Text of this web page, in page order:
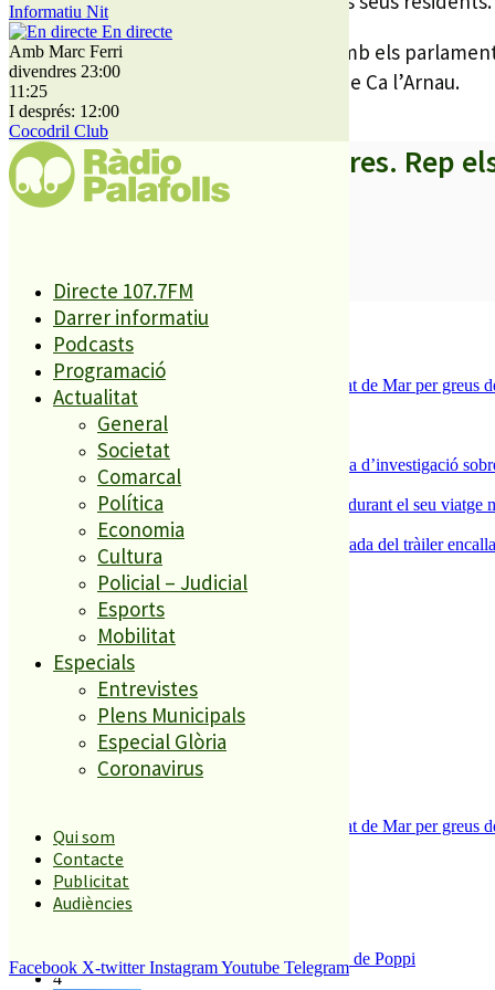
Informatiu Nit
En directe
Amb Marc Ferri
divendres 23:00
11:25
I després: 12:00
Cocodril Club
Directe 107.7FM
Darrer informatiu
Podcasts
Programació
Actualitat
General
Societat
Comarcal
Política
Economia
Cultura
Policial – Judicial
Esports
Mobilitat
Especials
Entrevistes
Plens Municipals
Especial Glòria
Coronavirus
Qui som
Contacte
Publicitat
Audiències
Facebook X-twitter InstagramYoutube Telegram
Les activitats han començat a les 11 amb els
Pagán, ha ofert un concert a la Plaça de Ca l’Arnau.
A partir d’ara no et perdis res. Rep
SUBSCRIURE’M
És tendència ara
1
Tanquen un local de menjar ràpid a Malgrat de Mar per greus
2
ESPORTS CAP DE SETMANA
Un historiador local guanya la primera beca d’investigació
Un grup de cigonyes fa parada a Palafolls durant el seu viatge
Normalitat a Ciutat Jardí després de la retirada del tràiler
El més llegit
1
ESPORTS CAP DE SETMANA
Tanquen un local de menjar ràpid a Malgrat de Mar per greus
3
Enxampat l’autor de les pintades a la plaça de Poppi
4